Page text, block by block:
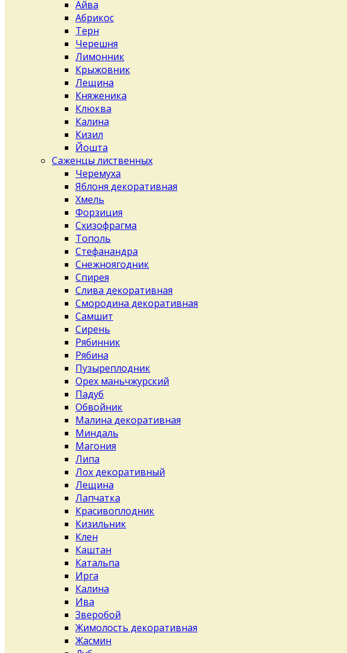
Айва
Абрикос
Терн
Черешня
Лимонник
Крыжовник
Лещина
Княженика
Клюква
Калина
Кизил
Йошта
Саженцы лиственных
Черемуха
Яблоня декоративная
Хмель
Форзиция
Схизофрагма
Тополь
Стефанандра
Снежноягодник
Спирея
Слива декоративная
Смородина декоративная
Самшит
Сирень
Рябинник
Рябина
Пузыреплодник
Орех маньчжурский
Падуб
Обвойник
Малина декоративная
Миндаль
Магония
Липа
Лох декоративный
Лещина
Лапчатка
Красивоплодник
Кизильник
Клен
Каштан
Катальпа
Ирга
Калина
Ива
Зверобой
Жимолость декоративная
Жасмин